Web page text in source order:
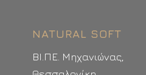
NATURAL SOFT
ΒΙ.ΠΕ. Μηχανιώνας,